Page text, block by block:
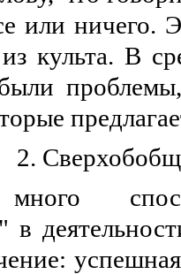
или ничего.
культа. В
2.
в